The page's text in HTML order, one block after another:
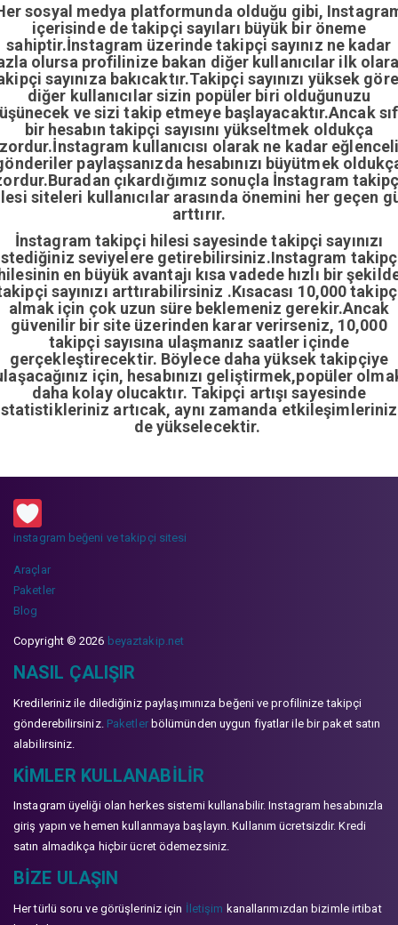
sosyal medya platformunda olduğu gibi,
içerisinde de takipçi sayıları büyük bir öneme
sahiptir.İnstagram üzerinde takipçi sayınız ne kadar
olursa profilinize bakan diğer kullanıcılar ilk
sayınıza bakıcaktır.Takipçi sayınızı yüksek
diğer kullanıcılar sizin popüler biri olduğunuzu
ve sizi takip etmeye başlayacaktır.Ancak
bir hesabın takipçi sayısını yükseltmek oldukça
kullanıcısı olarak ne kadar
paylaşsanızda hesabınızı büyütmek
çıkardığımız sonuçla İnstagram
siteleri kullanıcılar arasında önemini her geçen
arttırır.
İnstagram takipçi hilesi sayesinde takipçi sayınızı
seviyelere getirebilirsiniz.Instagram
en büyük avantajı kısa vadede hızlı bir
sayınızı arttırabilirsiniz .Kısacası 10,000
almak için çok uzun süre beklemeniz gerekir.Ancak
güvenilir bir site üzerinden karar verirseniz, 10,000
takipçi sayısına ulaşmanız saatler içinde
gerçekleştirecektir. Böylece daha yüksek takipçiye
için, hesabınızı geliştirmek,popüler
daha kolay olucaktır. Takipçi artışı sayesinde
artıcak, aynı zamanda
de yükselecektir.
instagram beğeni ve takipçi sitesi
Araçlar
Paketler
Blog
Copyright © 2026 beyaztakip.net
NASIL ÇALIŞIR
Kredileriniz ile dilediğiniz paylaşımınıza beğeni ve profilinize takipçi
gönderebilirsiniz. Paketlerbölümünden uygun fiyatlar ile bir paket satın
alabilirsiniz.
KIMLER KULLANABILIR
Instagram üyeliği olan herkes sistemi kullanabilir. Instagram hesabınızla
giriş yapın ve hemen kullanmaya başlayın. Kullanım ücretsizdir. Kredi
satın almadıkça hiçbir ücret ödemezsiniz.
BIZE ULAŞIN
Her türlü soru ve görüşleriniz için İletişim kanallarımızdan bizimle irtibat